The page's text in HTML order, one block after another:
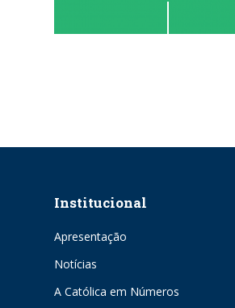
Institucional
Apresentação
Notícias
A Católica em Números